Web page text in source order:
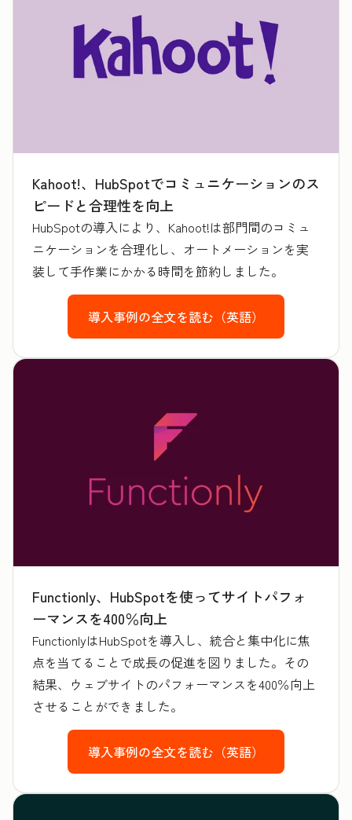
Kahoot!、HubSpotでコミュニケーションのス
ピードと合理性を向上
HubSpotの導入により、Kahoot!は部門間のコミュ
ニケーションを合理化し、オートメーションを実
装して手作業にかかる時間を節約しました。
導入事例の全文を読む（英語）
Functionly、HubSpotを使ってサイトパフォ
ーマンスを400％向上
FunctionlyはHubSpotを導入し、統合と集中化に焦
点を当てることで成長の促進を図りました。その
結果、ウェブサイトのパフォーマンスを400％向上
させることができました。
導入事例の全文を読む（英語）